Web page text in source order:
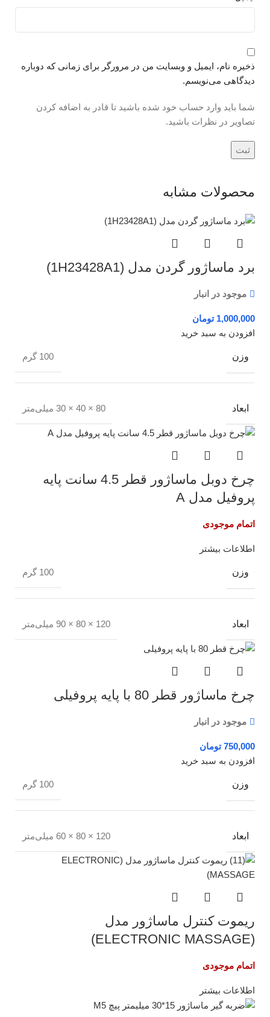
ذخیره نام، ایمیل و وبسایت من در مرورگر برای زمانی که دوباره
دیدگاهی می‌نویسم.
شما باید وارد حساب خود شده باشید تا قادر به اضافه کردن
تصاویر در نظرات باشید.
محصولات مشابه
برد ماساژور گردن مدل (1H23428A1)
موجود در انبار
تومان
افزودن به سبد خرید
وزن 100 گرم
ابعاد 80 × 40 × 30 میلی‌متر
چرخ دوبل ماساژور قطر 4.5 سانت پایه
پروفیل مدل A
اتمام موجودی
اطلاعات بیشتر
وزن 100 گرم
ابعاد 120 × 80 × 90 میلی‌متر
چرخ ماساژور قطر 80 با پایه پروفیلی
موجود در انبار
تومان
افزودن به سبد خرید
وزن 100 گرم
ابعاد 120 × 80 × 60 میلی‌متر
ریموت کنترل ماساژور مدل
(ELECTRONIC MASSAGE)
اتمام موجودی
اطلاعات بیشتر